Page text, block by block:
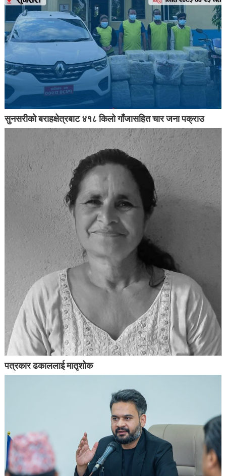
सुनसरीको बराहक्षेत्रबाट ४१८ किलो गाँजासहित चार जना पक्राउ
पत्रकार ढकाललाई मातृशोक